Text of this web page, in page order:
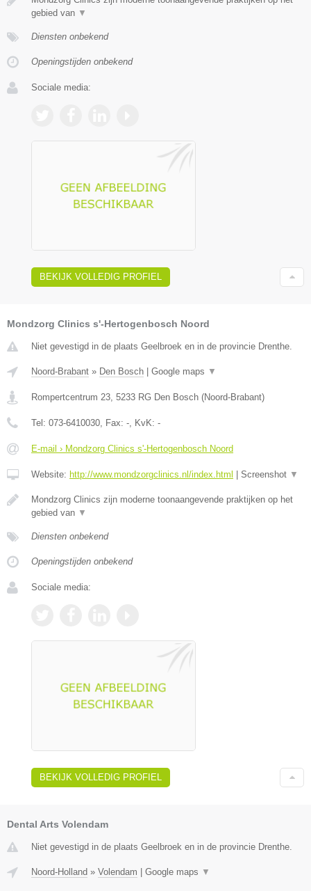
gebied van ▼
Diensten onbekend
Openingstijden onbekend
Sociale media:
BEKIJK VOLLEDIG PROFIEL
Mondzorg Clinics s'-Hertogenbosch Noord
Niet gevestigd in de plaats Geelbroek en in de provincie Drenthe.
Noord-Brabant » Den Bosch Google maps ▼
Rompertcentrum 23, 5233 RG Den Bosch (Noord-Brabant)
Tel: 073-6410030, Fax: -, KvK: -
E-mail › Mondzorg Clinics s'-Hertogenbosch Noord
Website: http://www.mondzorgclinics.nl/index.html Screenshot ▼
Mondzorg Clinics zijn moderne toonaangevende praktijken op het
gebied van ▼
Diensten onbekend
Openingstijden onbekend
Sociale media:
BEKIJK VOLLEDIG PROFIEL
Dental Arts Volendam
Niet gevestigd in de plaats Geelbroek en in de provincie Drenthe.
Noord-Holland » Volendam Google maps ▼